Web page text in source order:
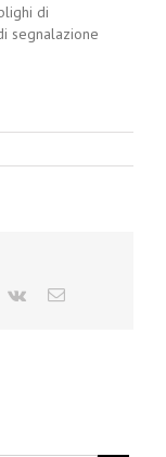
di
segnalazione